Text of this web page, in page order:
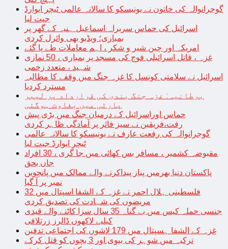
گوجرانوالہ کی خاتون نے یونیسکو کا سالانہ عالمی ٹیچر ایوارڈ
جیت لیا
اسرائیل کی حماس سربراہ اسماعیل ہنیہ کے گھر پر
بمباری؛ ویڈیو بھی وائرل کردی
امریکہ اور چین شیر و شکر ، اہم معاملات طے پا گئے
غزہ ، قاتل اسرائیلی فوج کی مسجد پر بمباری ، 50 نمازی
شہید ، متعدد زخمی
اسرائیل نے سلامتی کونسل کا غزہ جنگ میں وقفے کا مطالبہ
مسترد کردیا
برطانیہ: غزہ جنگ بندی کی قرارداد پر لیبر
پارٹی میں بغاوت ہوگئی
حماس اوراسرائیل کے درمیان جنگ میں بڑی پیش
رفت،فریقین نے سیز فائر پر آمادگی ظاہر کردی
گوجرانوالہ کی رفعت عارف نے یونیسکو کا سالانہ عالمی
ٹیچر ایوارڈ جیت لیا
مقبوضہ کشمیر ، مسافر بس کھائی میں جا گری ، 30 افراد
جاں بحق
پاکستان دنیا بھرمیں پیاز پیداکرنے والے ممالک میں پانچویں
نمبر پر آ گیا
فلسطینی ہلال احمر نے غزہ کے الشفا اسپتال میں 32
مریضوں کی شہادت کی تصدیق کردی
جنسی حملہ کیس میں بے گناہ 35 سال سزا کاٹنے والے قیدی
کیلیے لاکھوں ڈالرز زرتلافی
غزہ کے الشفا ہسپتال میں 179 لاشوں کی اجتماعی تدفین
ترکیہ میں شوہر کی بیوی اور 3 بچوں کو قتل کرکے